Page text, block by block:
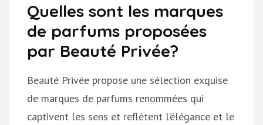
Quelles sont les marques
de parfums proposées
par Beauté Privée?
Beauté Privée propose une sélection exquise
de marques de parfums renommées qui
captivent les sens et reflètent l’élégance et le